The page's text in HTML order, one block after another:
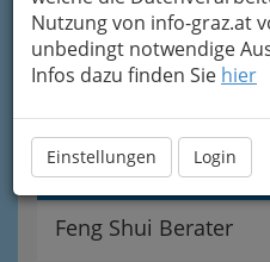
Nutzung von info-graz.at
unbedingt notwendige
Infos dazu finden Sie hier
Einstellungen Login
Yoga
Medizinischer
Masseurin
Feng Shui Berater